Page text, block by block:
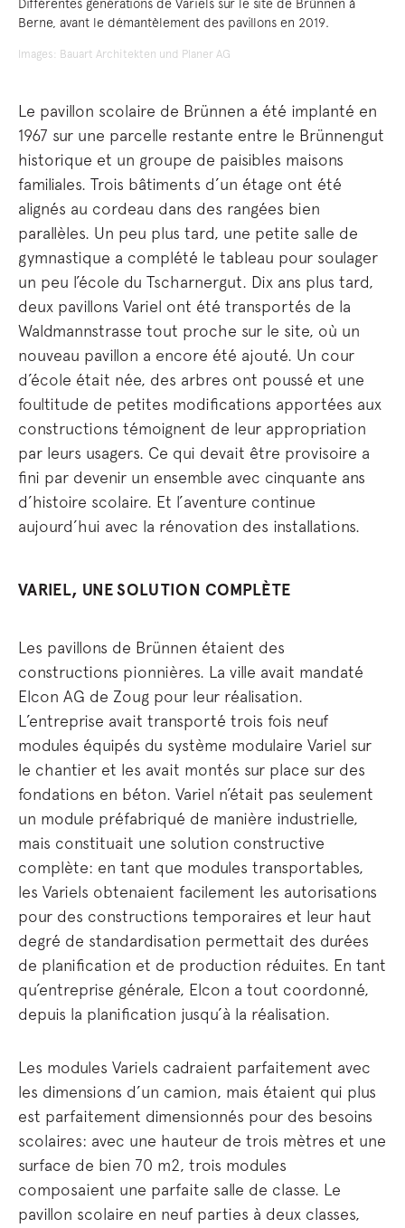
Berne, avant le démantèlement des pavillons en 2019.
Images: Bauart Architekten und Planer AG
Le pavillon scolaire de Brünnen a été implanté en
1967 sur une parcelle restante entre le Brünnengut
historique et un groupe de paisibles maisons
familiales. Trois bâtiments d’un étage ont été
alignés au cordeau dans des rangées bien
parallèles. Un peu plus tard, une petite salle de
gymnastique a complété le tableau pour soulager
un peu l’école du Tscharnergut. Dix ans plus tard,
deux pavillons Variel ont été transportés de la
Waldmannstrasse tout proche sur le site, où un
nouveau pavillon a encore été ajouté. Un cour
d’école était née, des arbres ont poussé et une
foultitude de petites modifications apportées aux
constructions témoignent de leur appropriation
par leurs usagers. Ce qui devait être provisoire a
fini par devenir un ensemble avec cinquante ans
d’histoire scolaire. Et l’aventure continue
aujourd’hui avec la rénovation des installations.
VARIEL, UNE SOLUTION COMPLÈTE
Les pavillons de Brünnen étaient des
constructions pionnières. La ville avait mandaté
Elcon AG de Zoug pour leur réalisation.
L’entreprise avait transporté trois fois neuf
modules équipés du système modulaire Variel sur
le chantier et les avait montés sur place sur des
fondations en béton. Variel n’était pas seulement
un module préfabriqué de manière industrielle,
mais constituait une solution constructive
complète: en tant que modules transportables,
les Variels obtenaient facilement les autorisations
pour des constructions temporaires et leur haut
degré de standardisation permettait des durées
de planification et de production réduites. En tant
qu’entreprise générale, Elcon a tout coordonné,
depuis la planification jusqu’à la réalisation.
Les modules Variels cadraient parfaitement avec
les dimensions d’un camion, mais étaient qui plus
est parfaitement dimensionnés pour des besoins
scolaires: avec une hauteur de trois mètres et une
surface de bien 70 m2, trois modules
composaient une parfaite salle de classe. Le
pavillon scolaire en neuf parties à deux classes,